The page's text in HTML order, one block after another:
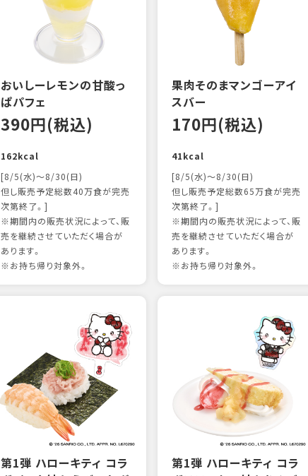
おいしーレモンの甘酸っ
ぱパフェ
390円(税込)
162kcal
[8/5(水)～8/30(日)
但し販売予定総数40万食が完売
次第終了。]
※期間内の販売状況によって、販
売を継続させていただく場合が
あります。
※お持ち帰り対象外。
果肉そのまマンゴーアイ
スバー
170円(税込)
41kcal
[8/5(水)～8/30(日)
但し販売予定総数65万食が完売
次第終了。]
※期間内の販売状況によって、販
売を継続させていただく場合が
あります。
※お持ち帰り対象外。
第1弾 ハローキティ コラ
第1弾 ハローキティ コラ